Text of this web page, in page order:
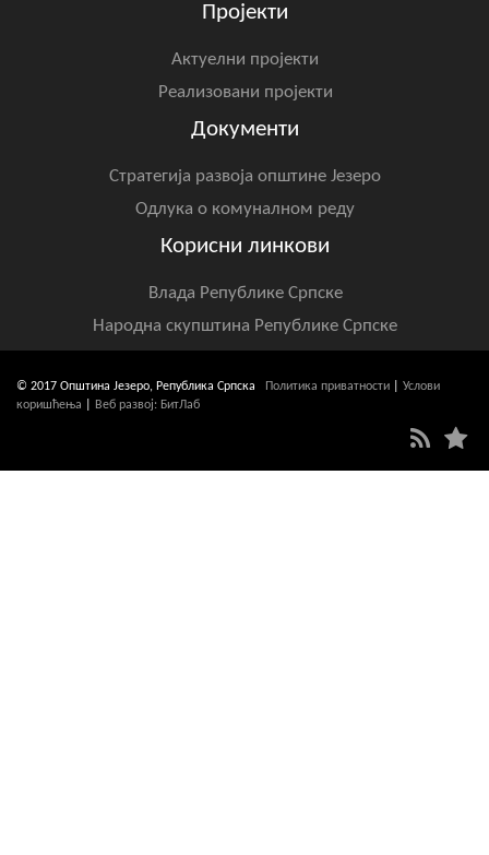
Пројекти
Актуелни пројекти
Реализовани пројекти
Документи
Стратегија развоја општине Језеро
Одлука о комуналном реду
Корисни линкови
Влада Републике Српске
Народна скупштина Републике Српске
© 2017 Општина Језеро, Република Српска Политика приватности
Услови
коришћења
Веб развој: БитЛаб